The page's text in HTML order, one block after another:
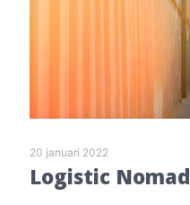
20 januari 2022
Logistic